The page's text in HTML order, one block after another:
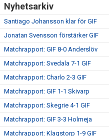
Nyhetsarkiv
Santiago Johansson klar för GIF
Jonatan Svensson förstärker GIF
Matchrapport: GIF 8-0 Anderslöv
Matchrapport: Svedala 7-1 GIF
Matchrapport: Charlo 2-3 GIF
Matchrapport: GIF 1-1 Skivarp
Matchrapport: Skegrie 4-1 GIF
Matchrapport: GIF 3-3 Holmeja
Matchrapport: Klagstorp 1-9 GIF